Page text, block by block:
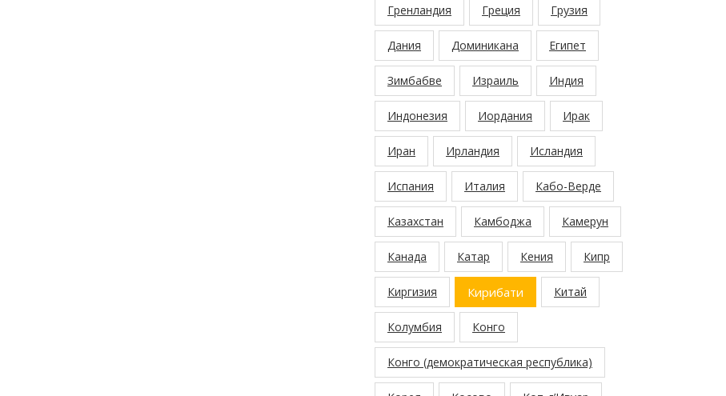
Гренландия Греция Грузия
Дания Доминикана Египет
Зимбабве Израиль Индия
Индонезия Иордания Ирак
Иран Ирландия Исландия
Испания Италия Кабо-Верде
Казахстан Камбоджа Камерун
Канада Катар Кения Кипр
Киргизия Кирибати Китай
Колумбия Конго
Конго (демократическая республика)